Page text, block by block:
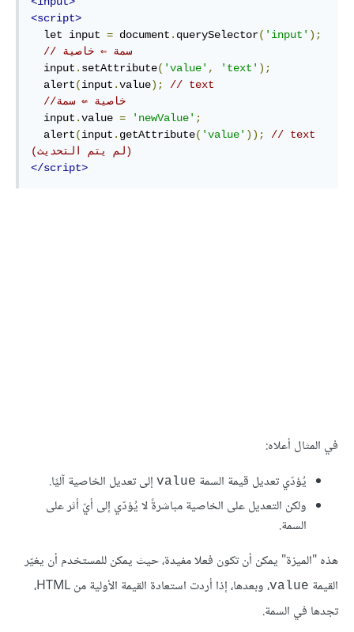
<script>
  let input
= document . querySelector( 'input' );
// سمة ⇐ خاصية
  input
. setAttribute( 'value' , 'text' );
  alert
(input .value);
// text
//خاصية ⇍ سمة
  input
.value = 'newValue' ;
  alert
(input . getAttribute( 'value' ));
// text
(لم يتم التحديث)
</script>
في المثال أعلاه:
يُؤدّي تعديل قيمة السمة value إلى تعديل الخاصية آليًا.
ولكن التعديل على الخاصية مباشرةً لا يُؤدّي إلى أيّ أثر على
السمة.
هذه "الميزة" يمكن أن تكون فعلا مفيدة، حيث يمكن للمستخدم أن يغيّر
القيمة value
، وبعدها، إذا أردت استعادة القيمة الأولية من HTML،
تجدها في السمة.